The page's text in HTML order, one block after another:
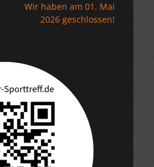
Beitrag:
Wir haben am 01. Mai
2026 geschlossen!